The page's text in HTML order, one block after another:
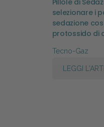
Pillole di
selezionare i
sedazione
protossido di
Tecno-Gaz
LEGGI